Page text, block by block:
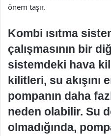
önem taşır.
Kombi ısıtma
çalışmasının bir
sistemdeki hava
kilitleri, su akışını
pompanın daha
neden olabilir. Su
olmadığında,